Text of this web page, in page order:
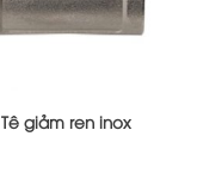
Tê giảm ren inox